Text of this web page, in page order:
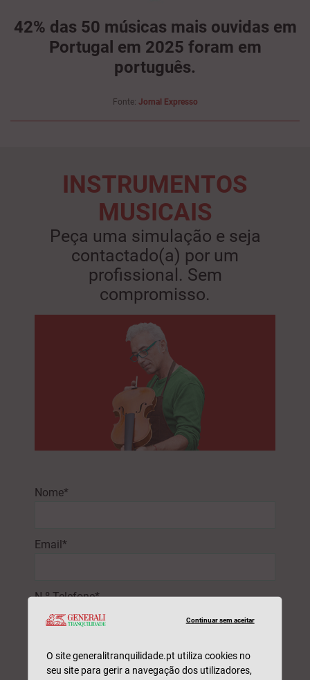
42% das 50 músicas mais ouvidas em
Portugal em 2025 foram em
português.
Fonte: Jornal Expresso
INSTRUMENTOS
MUSICAIS
Peça uma simulação e seja
contactado(a) por um
profissional. Sem
compromisso.
Nome*
Email*
N.º Telefone*
Continuar sem aceitar
O site generalitranquilidade.pt utiliza cookies no
seu site para gerir a navegação dos utilizadores,